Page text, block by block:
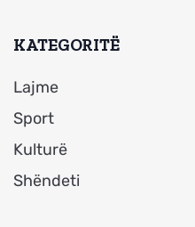
KATEGORITË
Lajme
Sport
Kulturë
Shëndeti